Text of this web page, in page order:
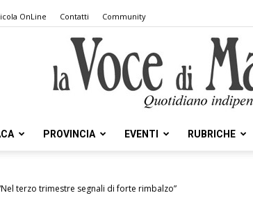
OnLine Contatti Community
PROVINCIA EVENTI RUBRICHE
terzo trimestre segnali di forte rimbalzo”